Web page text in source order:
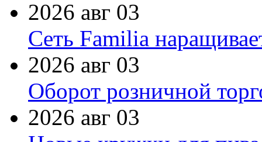
2026 авг 03
Сеть Familia
2026 авг 03
Оборот розничной
2026 авг 03